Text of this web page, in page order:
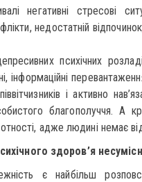
негативні стресові
недостатній
психічних
інформаційні
і активно
благополуччя. А
адже людині немає
здоров’я
є найбільш